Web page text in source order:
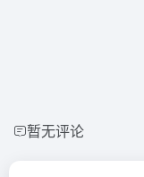
暂无评论